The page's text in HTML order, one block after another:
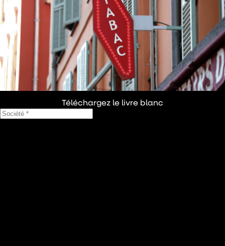
Téléchargez le livre blanc